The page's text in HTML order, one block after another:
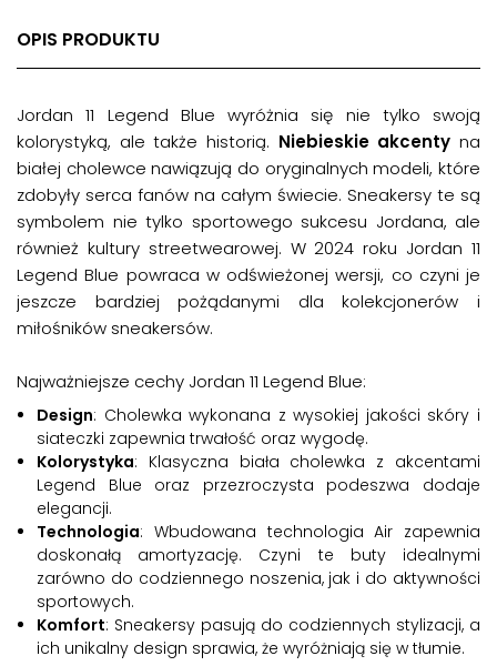
OPIS PRODUKTU
Jordan 11 Legend Blue wyróżnia się nie tylko swoją
kolorystyką, ale także historią. Niebieskie akcenty na
białej cholewce nawiązują do oryginalnych modeli, które
zdobyły serca fanów na całym świecie. Sneakersy te są
symbolem nie tylko sportowego sukcesu Jordana, ale
również kultury streetwearowej. W 2024 roku Jordan 11
Legend Blue powraca w odświeżonej wersji, co czyni je
jeszcze bardziej pożądanymi dla kolekcjonerów i
miłośników sneakersów.
Najważniejsze cechy Jordan 11 Legend Blue:
Design: Cholewka wykonana z wysokiej jakości skóry i
siateczki zapewnia trwałość oraz wygodę.
Kolorystyka: Klasyczna biała cholewka z akcentami
Legend Blue oraz przezroczysta podeszwa dodaje
elegancji.
Technologia: Wbudowana technologia Air zapewnia
doskonałą amortyzację. Czyni te buty idealnymi
zarówno do codziennego noszenia, jak i do aktywności
sportowych.
Komfort: Sneakersy pasują do codziennych stylizacji, a
ich unikalny design sprawia, że wyróżniają się w tłumie.